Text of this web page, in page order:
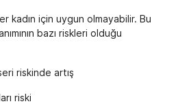
kadın için uygun olmayabilir. Bu
bazı riskleri olduğu
riskinde artış
riski